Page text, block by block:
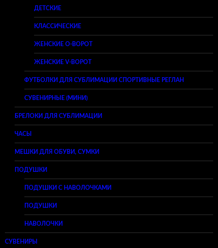
ДЕТСКИЕ
КЛАССИЧЕСКИЕ
ЖЕНСКИЕ O-ВОРОТ
ЖЕНСКИЕ V-ВОРОТ
ФУТБОЛКИ ДЛЯ СУБЛИМАЦИИ СПОРТИВНЫЕ РЕГЛАН
СУВЕНИРНЫЕ (МИНИ)
БРЕЛОКИ ДЛЯ СУБЛИМАЦИИ
ЧАСЫ
МЕШКИ ДЛЯ ОБУВИ, СУМКИ
ПОДУШКИ
ПОДУШКИ С НАВОЛОЧКАМИ
ПОДУШКИ
НАВОЛОЧКИ
СУВЕНИРЫ